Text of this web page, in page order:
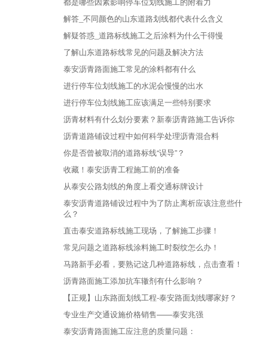
解答_不同颜色的山东道路划线都代表什么含义
解疑答惑_道路标线施工之后涂料为什么干得慢
了解山东道路标线常见的问题及解决方法
泰安沥青路面施工常见的涂料都有什么
进行停车位划线施工的水泥会慢慢的出水
进行停车位划线施工应该满足一些特别要求
沥青材料有什么划分要素？新泰沥青路施工告诉你
沥青道路铺设过程中如何科学处理沥青混合料
你是否曾被取消的道路标线“误导”？
收藏！泰安沥青工程施工前的准备
从泰安公路划线的角度上看交通标牌设计
泰安沥青道路铺设过程中为了防止离析应该注意些什
么？
直击泰安道路标线施工现场，了解施工步骤！
常见问题之道路标线涂料施工时裂纹怎么办！
马路新手必看，要熟记这几种道路标线，点击查看！
沥青路面施工添加抗车辙剂有什么影响？
【正规】山东路面划线工程-泰安路面划线哪家好？
专业生产交通设施价格销售——泰安兆强
泰安沥青路面施工应注意的质量问题：